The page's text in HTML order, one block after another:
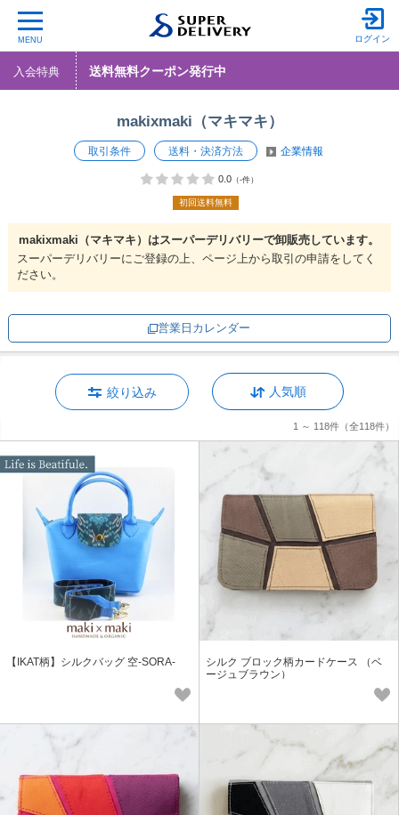
MENU ログイン
入会特典 送料無料クーポン発行中
makixmaki（マキマキ）
取引条件 送料・決済方法 企業情報
初回送料無料
0.0（-件）
makixmaki（マキマキ）はスーパーデリバリーで卸販売しています。
スーパーデリバリーにご登録の上、ページ上から取引の申請をしてく
ださい。
営業日カレンダー
絞り込み 人気順
1 ～ 118件 （全118件）
【IKAT柄】シルクバッグ 空-SORA-
シルク ブロック柄カードケース （ベ
ージュブラウン）